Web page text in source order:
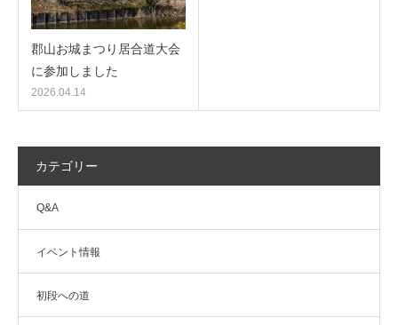
郡山お城まつり居合道大会
に参加しました
2026.04.14
カテゴリー
Q&A
イベント情報
初段への道